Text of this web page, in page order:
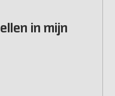
in mijn